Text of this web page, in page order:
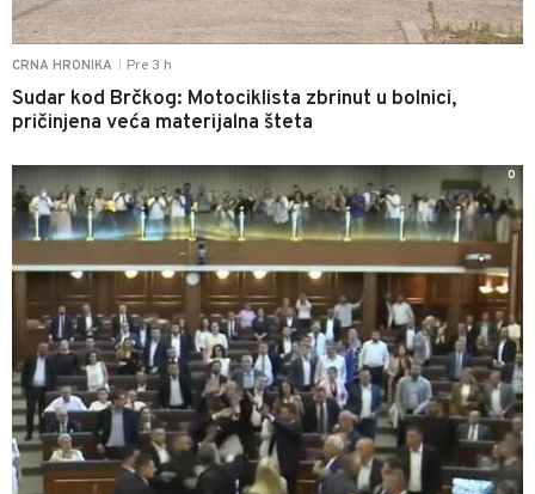
CRNA HRONIKA Pre 3 h
Sudar kod Brčkog: Motociklista zbrinut u bolnici,
pričinjena veća materijalna šteta
0